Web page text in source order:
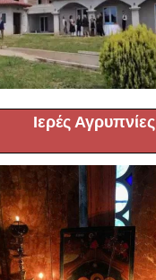
Ιερές Αγρυπνίες